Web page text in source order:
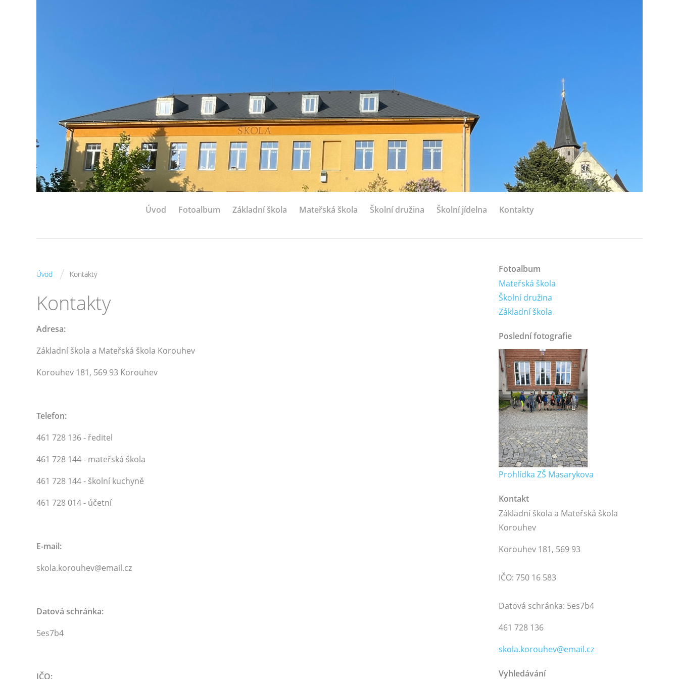
Úvod Fotoalbum Základní škola Mateřská škola Školní družina Školní jídelna Kontakty
Úvod / Kontakty
Kontakty
Adresa:
Základní škola a Mateřská škola Korouhev
Korouhev 181, 569 93 Korouhev
Telefon:
461 728 136 - ředitel
461 728 144 - mateřská škola
461 728 144 - školní kuchyně
461 728 014 - účetní
E-mail:
skola.korouhev@email.cz
Datová schránka:
5es7b4
IČO:
Fotoalbum
Mateřská škola
Školní družina
Základní škola
Poslední fotografie
Prohlídka ZŠ Masarykova
Kontakt
Základní škola a Mateřská škola
Korouhev
Korouhev 181, 569 93
IČO: 750 16 583
Datová schránka: 5es7b4
461 728 136
skola.korouhev@email.cz
Vyhledávání